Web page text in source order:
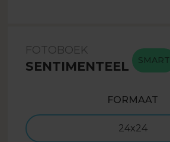
FOTOBOEK
SENTIMENTEEL SMART
FORMAAT
24x24